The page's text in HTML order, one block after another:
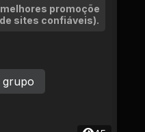
promoçõe
sites confiáveis).